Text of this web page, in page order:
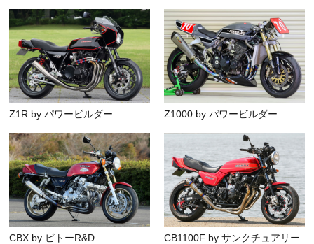
Z1R by パワービルダー Z1000 by パワービルダー
CBX by ビトーR&D
CB1100F by サンクチュアリー